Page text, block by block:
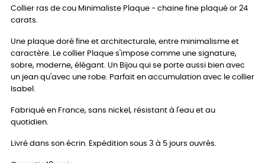
Collier ras de cou Minimaliste Plaque - chaine fine plaqué or 24
carats.
Une plaque doré fine et architecturale, entre minimalisme et
caractère. Le collier Plaque s'impose comme une signature,
sobre, moderne, élégant. Un Bijou qui se porte aussi bien avec
un jean qu'avec une robe. Parfait en accumulation avec le collier
Isabel.
Fabriqué en France, sans nickel, résistant à l'eau et au
quotidien.
Livré dans son écrin. Expédition sous 3 à 5 jours ouvrés.